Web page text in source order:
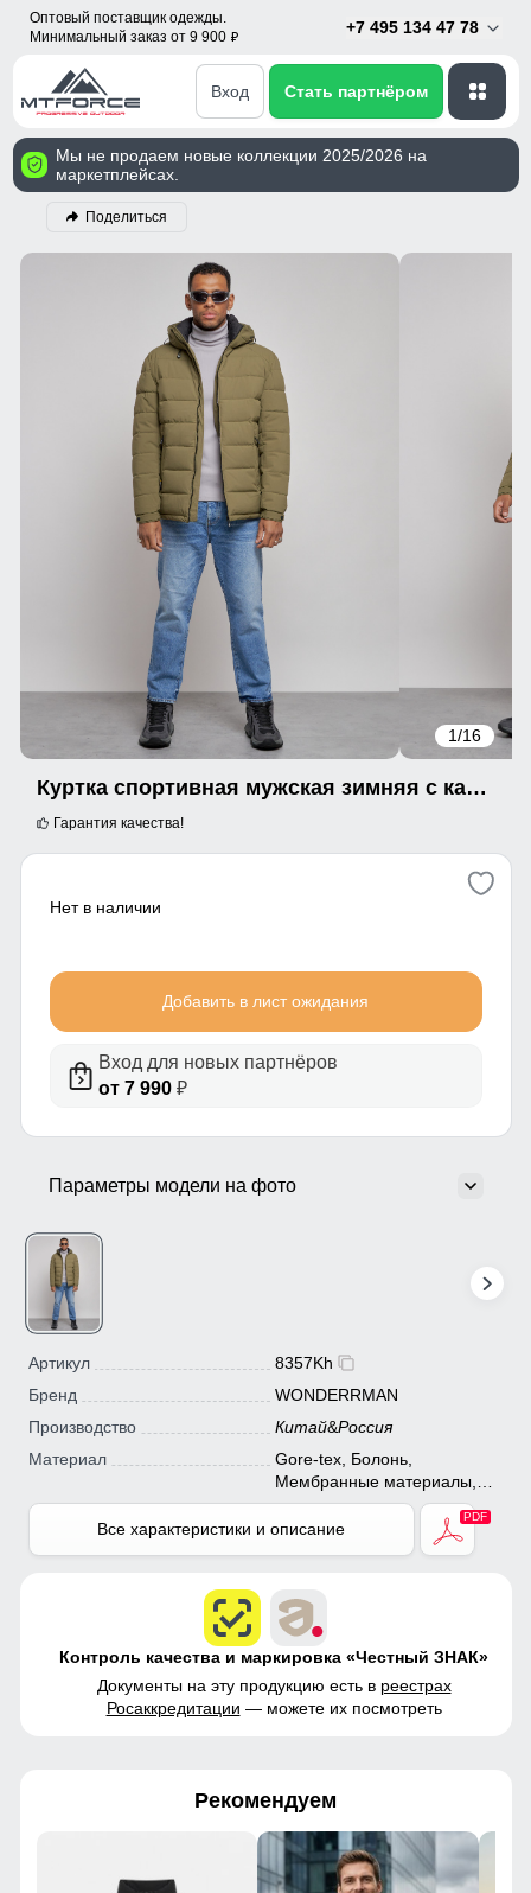
Оптовый поставщик одежды.
Минимальный заказ от 9 900 p
+7 495 134 47 78
Вход Стать партнёром
Мы не продаем новые коллекции 2025/2026 на
маркетплейсах.
Поделиться
1/16
Куртка спортивная мужская зимняя с капюшоном цвета хаки 8357Kh
Гарантия качества!
Нет в наличии
Добавить в лист ожидания
Вход для новых партнёров
от 7 990₽
Параметры модели на фото
Артикул
8357Kh
Бренд
WONDERRMAN
Производство
Китай&Россия
Материал
Gore-tex, Болонь,
Мембранные материалы,
Плащевка, Полиэстер,
Все характеристики и описание
Контроль качества и маркировка «Честный ЗНАК»
Документы на эту продукцию есть в реестрах
Росаккредитации — можете их посмотреть
Рекомендуем